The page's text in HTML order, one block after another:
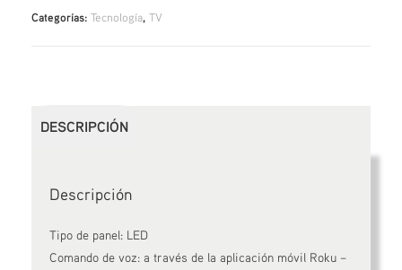
Categorías:Tecnología,TV
DESCRIPCIÓN
Descripción
Tipo de panel: LED
Comando de voz: a través de la aplicación móvil Roku –